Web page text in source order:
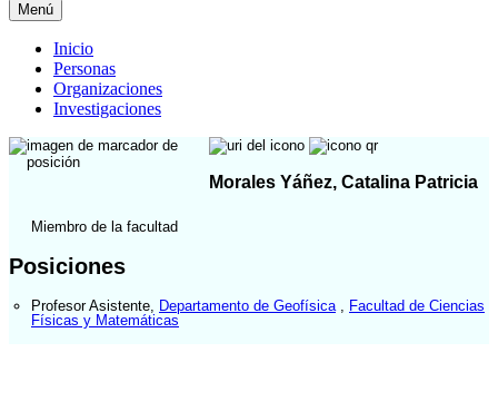
Menú
Inicio
Personas
Organizaciones
Investigaciones
Morales Yáñez, Catalina Patricia
Miembro de la facultad
Posiciones
Profesor Asistente Departamento de Geofísica
Facultad de Ciencias
Físicas y Matemáticas